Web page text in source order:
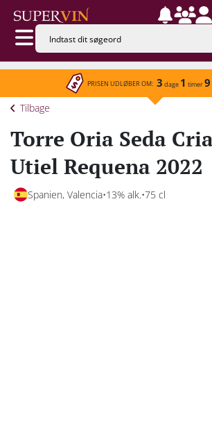
PRISEN UDLØBER OM: 3 dage 1 timer9
Tilbage
Torre Oria Seda
Utiel Requena 2022
Spanien, Valencia 13% alk. 75 cl